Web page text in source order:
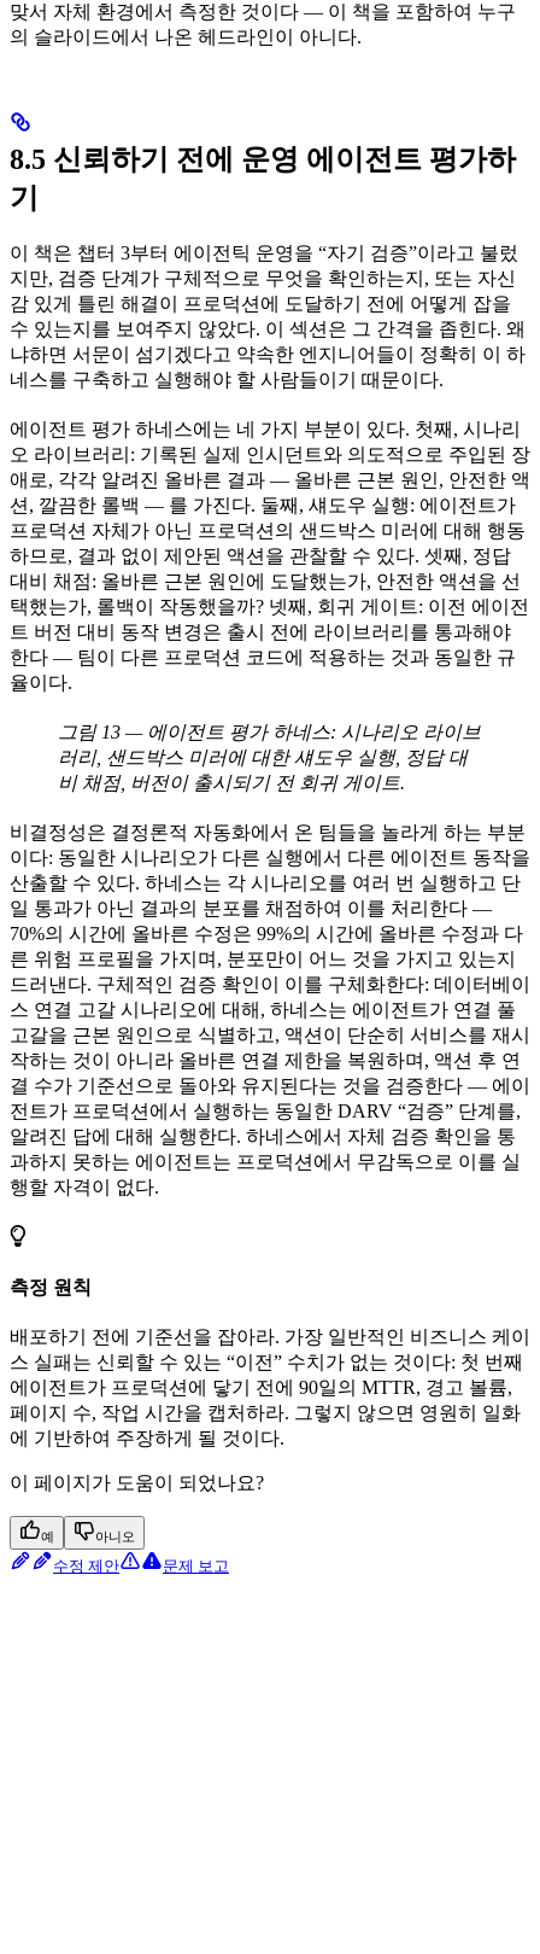
맞서 자체 환경에서 측정한 것이다 — 이 책을 포함하여 누구
의 슬라이드에서 나온 헤드라인이 아니다.
8.5 신뢰하기 전에 운영 에이전트 평가하
기
이 책은 챕터 3부터 에이전틱 운영을 “자기 검증”이라고 불렀
지만, 검증 단계가 구체적으로 무엇을 확인하는지, 또는 자신
감 있게 틀린 해결이 프로덕션에 도달하기 전에 어떻게 잡을
수 있는지를 보여주지 않았다. 이 섹션은 그 간격을 좁힌다. 왜
냐하면 서문이 섬기겠다고 약속한 엔지니어들이 정확히 이 하
네스를 구축하고 실행해야 할 사람들이기 때문이다.
에이전트 평가 하네스에는 네 가지 부분이 있다. 첫째, 시나리
오 라이브러리: 기록된 실제 인시던트와 의도적으로 주입된 장
애로, 각각 알려진 올바른 결과 — 올바른 근본 원인, 안전한 액
션, 깔끔한 롤백 — 를 가진다. 둘째, 섀도우 실행: 에이전트가
프로덕션 자체가 아닌 프로덕션의 샌드박스 미러에 대해 행동
하므로, 결과 없이 제안된 액션을 관찰할 수 있다. 셋째, 정답
대비 채점: 올바른 근본 원인에 도달했는가, 안전한 액션을 선
택했는가, 롤백이 작동했을까? 넷째, 회귀 게이트: 이전 에이전
트 버전 대비 동작 변경은 출시 전에 라이브러리를 통과해야
한다 — 팀이 다른 프로덕션 코드에 적용하는 것과 동일한 규
율이다.
그림 13 — 에이전트 평가 하네스: 시나리오 라이브
러리, 샌드박스 미러에 대한 섀도우 실행, 정답 대
비 채점, 버전이 출시되기 전 회귀 게이트.
비결정성은 결정론적 자동화에서 온 팀들을 놀라게 하는 부분
이다: 동일한 시나리오가 다른 실행에서 다른 에이전트 동작을
산출할 수 있다. 하네스는 각 시나리오를 여러 번 실행하고 단
일 통과가 아닌 결과의 분포를 채점하여 이를 처리한다 —
70%의 시간에 올바른 수정은 99%의 시간에 올바른 수정과 다
른 위험 프로필을 가지며, 분포만이 어느 것을 가지고 있는지
드러낸다. 구체적인 검증 확인이 이를 구체화한다: 데이터베이
스 연결 고갈 시나리오에 대해, 하네스는 에이전트가 연결 풀
고갈을 근본 원인으로 식별하고, 액션이 단순히 서비스를 재시
작하는 것이 아니라 올바른 연결 제한을 복원하며, 액션 후 연
결 수가 기준선으로 돌아와 유지된다는 것을 검증한다 — 에이
전트가 프로덕션에서 실행하는 동일한 DARV “검증” 단계를,
알려진 답에 대해 실행한다. 하네스에서 자체 검증 확인을 통
과하지 못하는 에이전트는 프로덕션에서 무감독으로 이를 실
행할 자격이 없다.
측정 원칙
배포하기 전에 기준선을 잡아라. 가장 일반적인 비즈니스 케이
스 실패는 신뢰할 수 있는 “이전” 수치가 없는 것이다: 첫 번째
에이전트가 프로덕션에 닿기 전에 90일의 MTTR, 경고 볼륨,
페이지 수, 작업 시간을 캡처하라. 그렇지 않으면 영원히 일화
에 기반하여 주장하게 될 것이다.
이 페이지가 도움이 되었나요?
예 아니오
수정 제안 문제 보고